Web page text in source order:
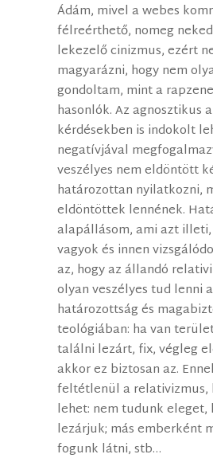
Ádám, mivel a webes
félreérthető, nomeg
lekezelő cinizmus, ezért
magyarázni, hogy nem
gondoltam, mint a
hasonlók. Az agnosztikus
kérdésekben is indokolt
negatívjával
veszélyes nem eldöntött
határozottan nyilatkozni,
eldöntöttek lennének.
alapállásom, ami azt
vagyok és innen
az, hogy az állandó
olyan veszélyes tud lenni
határozottság és
teológiában: ha van
találni lezárt, fix, végleg
akkor ez biztosan az.
feltétlenül a relativizmus,
lehet: nem tudunk eleget,
lezárjuk; más emberként
fogunk látni, stb…